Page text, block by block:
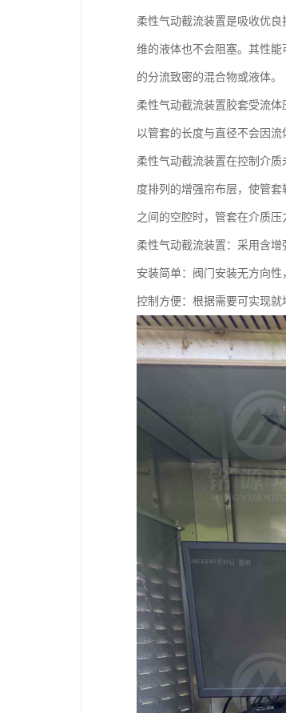
柔性气动截流装置是吸收优
维的液体也不会阻塞。其性
的分流致密的混合物或液体。
柔性气动截流装置胶套受流
以管套的长度与直径不会因
柔性气动截流装置在控制介
度排列的增强帘布层，使管
之间的空腔时，管套在介质压
柔性气动截流装置：采用含增
安装简单：阀门安装无方向性
控制方便：根据需要可实现就